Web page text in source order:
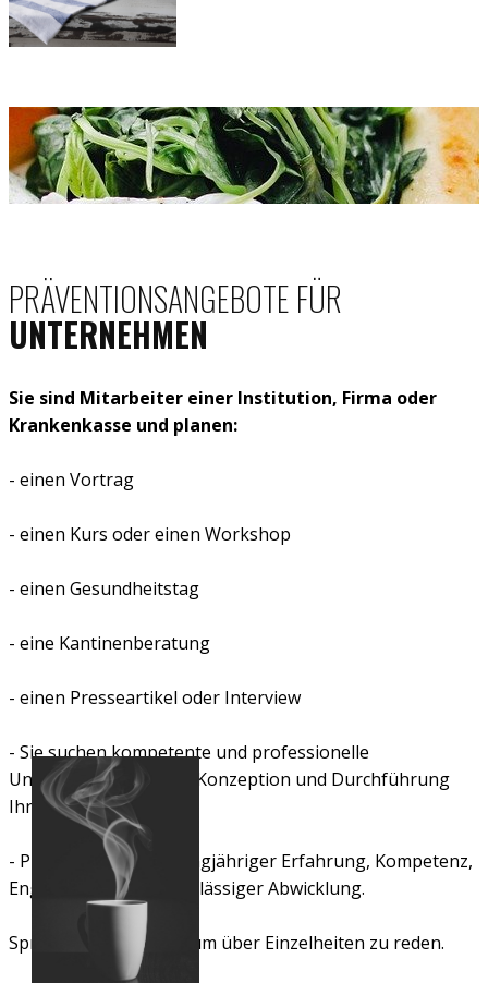
PRÄVENTIONSANGEBOTE FÜR
UNTERNEHMEN
Sie sind Mitarbeiter einer Institution, Firma oder
Krankenkasse und planen:
- einen Vortrag
- einen Kurs oder einen Workshop
- einen Gesundheitstag
- eine Kantinenberatung
- einen Presseartikel oder Interview
- Sie suchen kompetente und professionelle
Unterstützung bei der Konzeption und Durchführung
Ihres Projektes?
- Profitieren Sie von langjähriger Erfahrung, Kompetenz,
Engagement und zuverlässiger Abwicklung.
Sprechen Sie mich an, um über Einzelheiten zu reden.